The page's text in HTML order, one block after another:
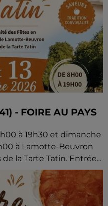
- FOIRE AU PAYS
à 19h30 et dimanche
à Lamotte-Beuvron
la Tarte Tatin. Entrée...